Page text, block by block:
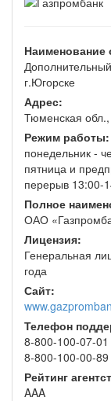
Наименование
г.Югорске
Адрес:
Тюменская
Режим работы:
понедельник -
пятница и
перерыв 13:00-
Полное
ОАО
Лицензия:
Генеральная
года
Сайт:
Телефон
8-800-100-07-01
8-800-100-00-89
Рейтинг
AAA